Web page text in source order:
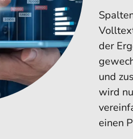
der
und
wird
einen